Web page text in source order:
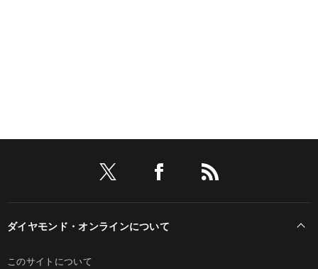
ダイヤモンド・オンラインについて
このサイトについて